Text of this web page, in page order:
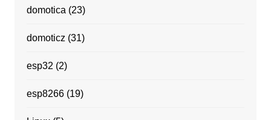
domotica (23)
domoticz (31)
esp32 (2)
esp8266(19)